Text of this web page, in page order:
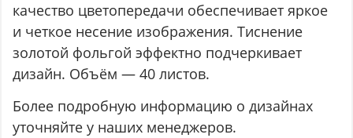
качество цветопередачи обеспечивает яркое
и четкое несение изображения. Тиснение
золотой фольгой эффектно подчеркивает
дизайн. Объём — 40 листов.
Более подробную информацию о дизайнах
уточняйте у наших менеджеров.